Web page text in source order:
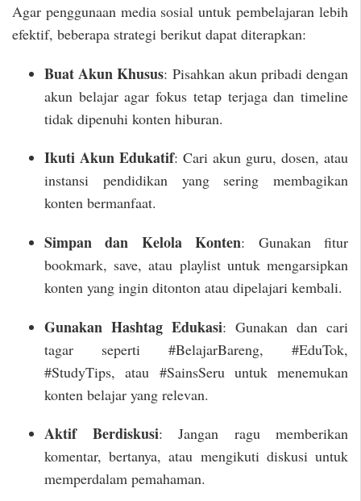
Agar penggunaan media sosial untuk pembelajaran lebih
efektif, beberapa strategi berikut dapat diterapkan:
Buat Akun Khusus: Pisahkan akun pribadi dengan
akun belajar agar fokus tetap terjaga dan timeline
tidak dipenuhi konten hiburan.
Ikuti Akun Edukatif: Cari akun guru, dosen, atau
instansi pendidikan yang sering membagikan
konten bermanfaat.
Simpan dan Kelola Konten: Gunakan fitur
bookmark, save, atau playlist untuk mengarsipkan
konten yang ingin ditonton atau dipelajari kembali.
Gunakan Hashtag Edukasi: Gunakan dan cari
tagar seperti #BelajarBareng, #EduTok,
#StudyTips, atau #SainsSeru untuk menemukan
konten belajar yang relevan.
Aktif Berdiskusi: Jangan ragu memberikan
komentar, bertanya, atau mengikuti diskusi untuk
memperdalam pemahaman.